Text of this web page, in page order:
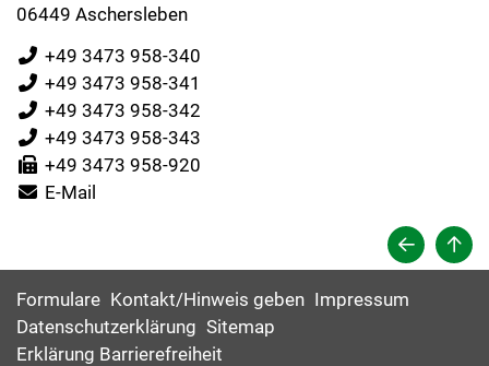
06449 Aschersleben
+49 3473 958-340
+49 3473 958-341
+49 3473 958-342
+49 3473 958-343
+49 3473 958-920
E-Mail
Formulare Kontakt/Hinweis geben Impressum
Datenschutzerklärung Sitemap
Erklärung Barrierefreiheit